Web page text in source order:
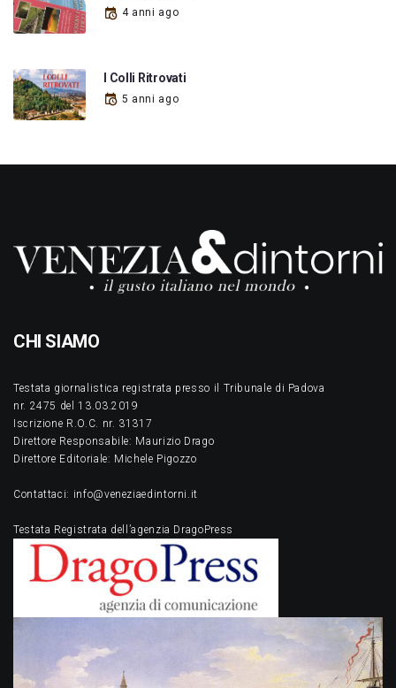
4 anni ago
I Colli Ritrovati
5 anni ago
CHI SIAMO
Testata giornalistica registrata presso il Tribunale di Padova
nr. 2475 del 13.03.2019
Iscrizione R.O.C. nr. 31317
Direttore Responsabile: Maurizio Drago
Direttore Editoriale: Michele Pigozzo
Contattaci: info@veneziaedintorni.it
Testata Registrata dell’agenzia DragoPress